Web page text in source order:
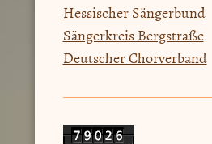
Hessischer Sängerbund
Sängerkreis Bergstraße
Deutscher Chorverband